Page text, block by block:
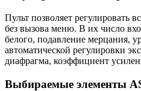
Пульт позволяет регулировать
без вызова меню. В их число
белого, подавление мерцания,
автоматической регулировки
диафрагма, коэффициент
Выбираемые элементы